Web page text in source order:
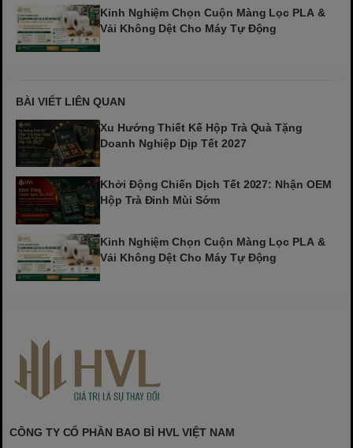
Kinh Nghiệm Chọn Cuộn Màng Lọc PLA &
Vải Không Dệt Cho Máy Tự Động
BÀI VIẾT LIÊN QUAN
Xu Hướng Thiết Kế Hộp Trà Quà Tặng
Doanh Nghiệp Dịp Tết 2027
Khởi Động Chiến Dịch Tết 2027: Nhận OEM
Hộp Trà Đinh Mùi Sớm
Kinh Nghiệm Chọn Cuộn Màng Lọc PLA &
Vải Không Dệt Cho Máy Tự Động
CÔNG TY CỔ PHẦN BAO BÌ HVL VIỆT NAM